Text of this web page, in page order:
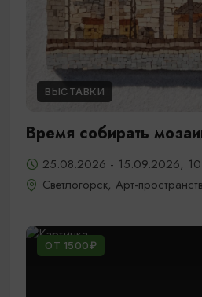
ВЫСТАВКИ
Время собирать
25.08.2026 - 15.09.2026,
Светлогорск, Арт-
ОТ 1500₽